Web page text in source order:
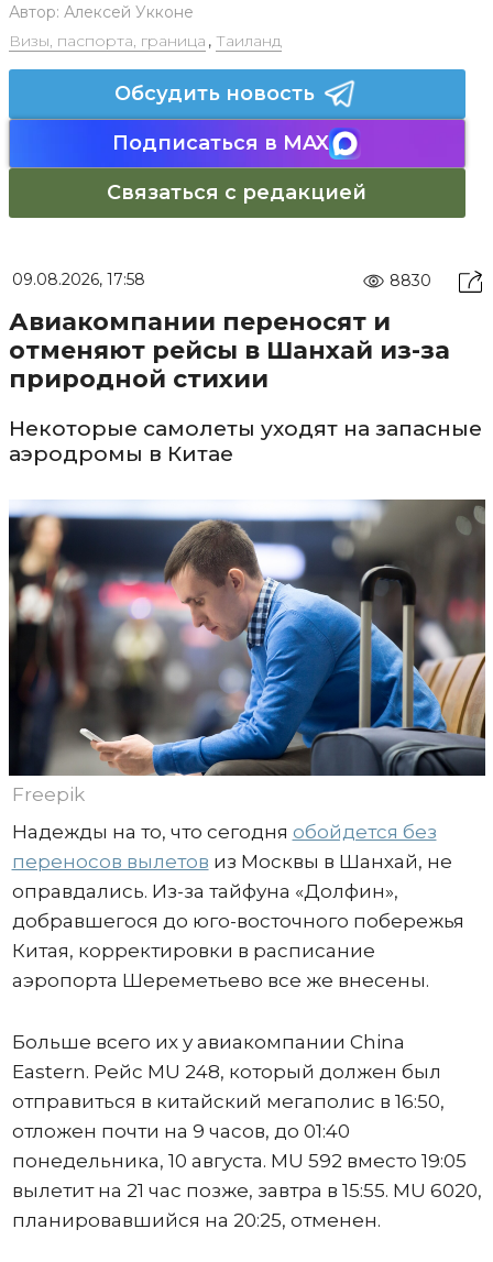
Автор: Алексей Укконе
Визы, паспорта, граница , Таиланд
Обсудить новость
Подписаться в MAX
Связаться с редакцией
09.08.2026, 17:58 8830
Авиакомпании переносят и
отменяют рейсы в Шанхай из-за
природной стихии
Некоторые самолеты уходят на запасные
аэродромы в Китае
Freepik
Надежды на то, что сегодня обойдется без
переносов вылетов из Москвы в Шанхай, не
оправдались. Из-за тайфуна «Долфин»,
добравшегося до юго-восточного побережья
Китая, корректировки в расписание
аэропорта Шереметьево все же внесены.
Больше всего их у авиакомпании China
Eastern. Рейс MU 248, который должен был
отправиться в китайский мегаполис в 16:50,
отложен почти на 9 часов, до 01:40
понедельника, 10 августа. MU 592 вместо 19:05
вылетит на 21 час позже, завтра в 15:55. MU 6020,
планировавшийся на 20:25, отменен.